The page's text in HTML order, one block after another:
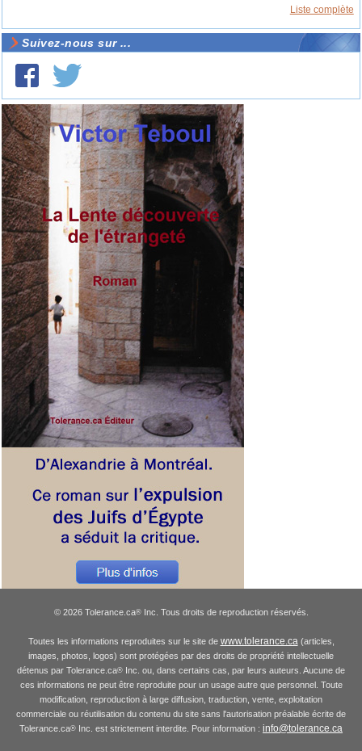
Liste complète
Suivez-nous sur ...
© 2026 Tolerance.ca®Inc. Tous droits de reproduction réservés.
Toutes les informations reproduites sur le site de www.tolerance.ca(articles,
images, photos, logos) sont protégées par des droits de propriété intellectuelle
détenus par Tolerance.ca® Inc. ou, dans certains cas, par leurs auteurs. Aucune de
ces informations ne peut être reproduite pour un usage autre que personnel. Toute
modification, reproduction à large diffusion, traduction, vente, exploitation
commerciale ou réutilisation du contenu du site sans l'autorisation préalable écrite de
Tolerance.ca® Inc. est strictement interdite. Pour information : info@tolerance.ca